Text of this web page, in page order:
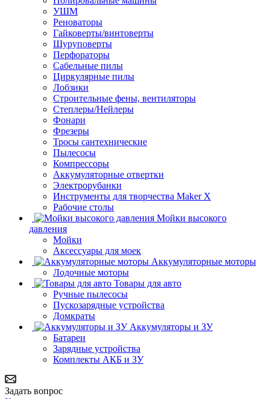
УШМ
Реноваторы
Гайковерты/винтоверты
Шуруповерты
Перфораторы
Сабельные пилы
Циркулярные пилы
Лобзики
Строительные фены, вентиляторы
Степлеры/Нейлеры
Фонари
Фрезеры
Тросы сантехнические
Пылесосы
Компрессоры
Аккумуляторные отвертки
Электрорубанки
Инструменты для творчества Maker X
Рабочие столы
Мойки высокого
давления
Мойки
Аксессуары для моек
Аккумуляторные моторы
Лодочные моторы
Товары для авто
Ручные пылесосы
Пускозарядные устройства
Домкраты
Аккумуляторы и ЗУ
Батареи
Зарядные устройства
Комплекты АКБ и ЗУ
Задать вопрос